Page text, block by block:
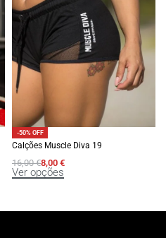
-50% OFF
Calções Muscle Diva 19
16,00€8,00 €
Ver opções